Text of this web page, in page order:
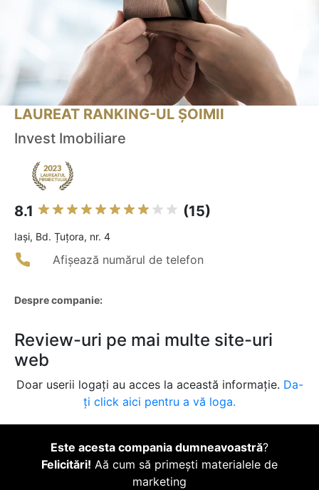
LAUREAT RANKING-UL ȘOIMII
Invest Imobiliare
8.1 (15)
Iaşi, Bd. Țuțora, nr. 4
Afișează numărul de telefon
Despre companie:
Review-uri pe mai multe site-uri
web
Doar userii logați au acces la această informație. Da-
ți click aici pentru a vă loga.
Este acesta compania dumneavoastră?
Felicitări! Aă cum să primești materialele de
marketing